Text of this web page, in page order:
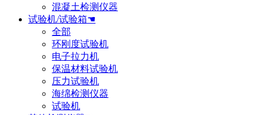
混凝土检测仪器
试验机/试验箱☚
全部
环刚度试验机
电子拉力机
保温材料试验机
压力试验机
海绵检测仪器
试验机